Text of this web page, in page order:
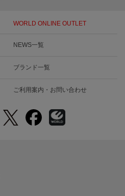
WORLD ONLINE OUTLET
NEWS一覧
ブランド一覧
ご利用案内・お問い合わせ